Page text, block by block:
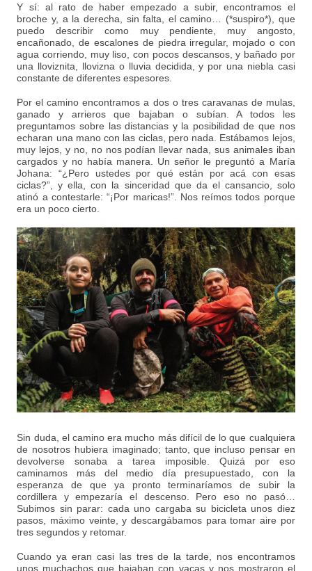
Y sí: al rato de haber empezado a subir, encontramos el
broche y, a la derecha, sin falta, el camino… (*suspiro*), que
puedo describir como muy pendiente, muy angosto,
encañonado, de escalones de piedra irregular, mojado o con
agua corriendo, muy liso, con pocos descansos, y bañado por
una lloviznita, llovizna o lluvia decidida, y por una niebla casi
constante de diferentes espesores.
Por el camino encontramos a dos o tres caravanas de mulas,
ganado y arrieros que bajaban o subían. A todos les
preguntamos sobre las distancias y la posibilidad de que nos
echaran una mano con las ciclas, pero nada. Estábamos lejos,
muy lejos, y no, no nos podían llevar nada, sus animales iban
cargados y no había manera. Un señor le preguntó a María
Johana: “¿Pero ustedes por qué están por acá con esas
ciclas?”, y ella, con la sinceridad que da el cansancio, solo
atinó a contestarle: “¡Por maricas!”. Nos reímos todos porque
era un poco cierto.
Sin duda, el camino era mucho más difícil de lo que cualquiera
de nosotros hubiera imaginado; tanto, que incluso pensar en
devolverse sonaba a tarea imposible. Quizá por eso
caminamos más del medio día presupuestado, con la
esperanza de que ya pronto terminaríamos de subir la
cordillera y empezaría el descenso. Pero eso no pasó…
Subimos sin parar: cada uno cargaba su bicicleta unos diez
pasos, máximo veinte, y descargábamos para tomar aire por
tres segundos y retomar.
Cuando ya eran casi las tres de la tarde, nos encontramos
unos muchachos que bajaban con vacas y nos mostraron el